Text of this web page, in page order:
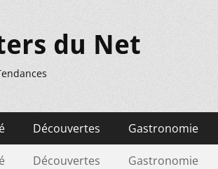
du Net
Découvertes Gastronomie
Découvertes Gastronomie